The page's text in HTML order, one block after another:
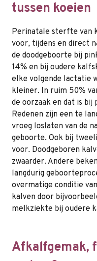
tussen koeien
Perinatale sterfte van
voor, tijdens en direct
de doodgeboorte bij
14% en bij oudere
elke volgende lactatie
kleiner. In ruim 50%
de oorzaak en dat is bij
Redenen zijn een te
vroeg loslaten van de
geboorte. Ook bij
voor. Doodgeboren
zwaarder. Andere
langdurig
overmatige conditie
kalven door
melkziekte bij oudere
Afkalfgemak,